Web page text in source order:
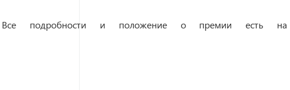
Все подробности и положение о премии есть на